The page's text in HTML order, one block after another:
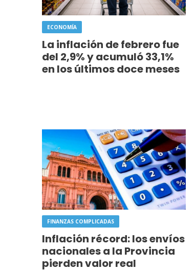
ECONOMÍA
La inflación de febrero fue
del 2,9% y acumuló 33,1%
en los últimos doce meses
FINANZAS COMPLICADAS
Inflación récord: los envíos
nacionales a la Provincia
pierden valor real